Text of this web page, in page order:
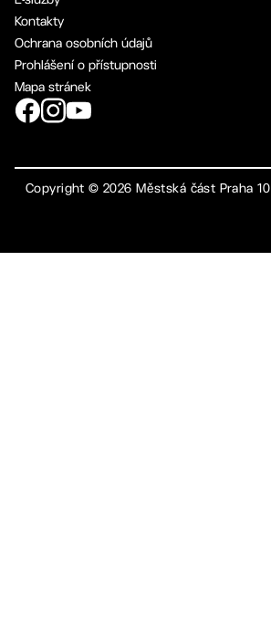
Kontakty
Ochrana osobních údajů
Prohlášení o přístupnosti
Mapa stránek
Copyright ©2026 Městská část Praha 10